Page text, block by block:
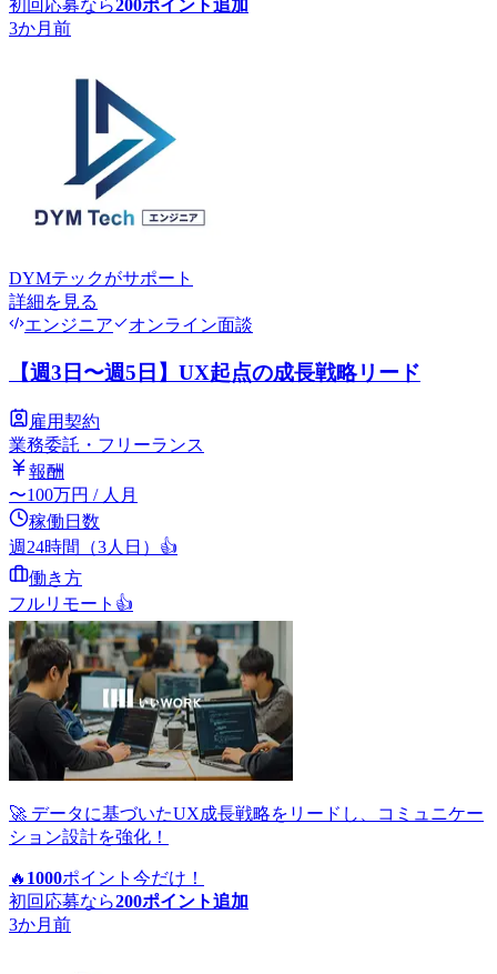
初回応募なら200ポイント追加
3か月前
DYMテックがサポート
詳細を見る
エンジニア
オンライン面談
【週3日〜週5日】UX起点の成長戦略リード
雇用契約
業務委託・フリーランス
報酬
〜100万円 / 人月
稼働日数
週24時間（3人日） 👍
働き方
フルリモート 👍
🚀 データに基づいたUX成長戦略をリードし、コミュニケー
ション設計を強化！
🔥 1000ポイント 今だけ！
初回応募なら200ポイント追加
3か月前